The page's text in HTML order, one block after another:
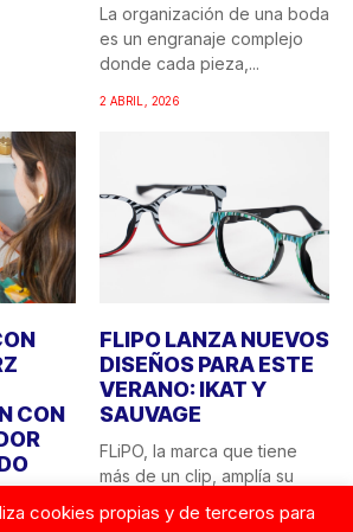
La organización de una boda
es un engranaje complejo
donde cada pieza,...
2 ABRIL, 2026
CON
FLIPO LANZA NUEVOS
DISEÑOS PARA ESTE
VERANO: IKAT Y
SAUVAGE
FLiPO, la marca que tiene
más de un clip, amplía su
cookies propias y de terceros para